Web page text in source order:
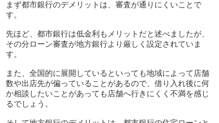
まず都市銀行のデメリットは、審査が通りにくいことで
す。
先ほど、都市銀行は低金利もメリットだと述べましたが、
その分ローン審査が地方銀行より厳しく設定されていま
す。
また、全国的に展開しているといっても地域によって店舗
数や出店先が偏っていることがあるので、借り入れ後に何
か相談したいことがあっても店舗へ行きにくく不満を感じ
るでしょう。